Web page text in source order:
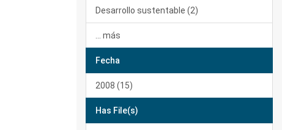
Desarrollo sustentable (2)
... más
Fecha
2008 (15)
Has File(s)